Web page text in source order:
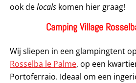
ook delocals komen hier graag!
Camping Village
Wij sliepen in een glampingtent op
Rosselba le Palme, op een
Portoferraio. Ideaal om een